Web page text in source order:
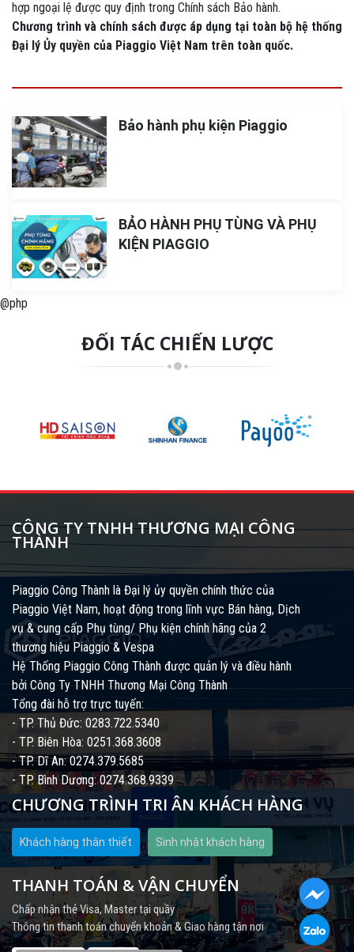
hợp ngoại lệ được quy định trong Chính sách Bảo hành.
Chương trình và chính sách được áp dụng tại toàn bộ hệ thống
Đại lý Ủy quyền của Piaggio Việt Nam trên toàn quốc.
Bảo hành phụ kiện Piaggio
BẢO HÀNH PHỤ TÙNG VÀ PHỤ
KIỆN PIAGGIO
@php
ĐỐI TÁC CHIẾN LƯỢC
CÔNG TY TNHH THƯƠNG MẠI CÔNG
THÀNH
Piaggio Công Thành là Đại lý ủy quyền chính thức của
Piaggio Việt Nam, hoạt động trong lĩnh vực Bán hàng, Dịch
vụ & cung cấp Phụ tùng/ Phụ kiện chính hãng của 2
thương hiệu Piaggio & Vespa
Hệ Thống Piaggio Công Thành được quản lý và điều hành
bởi Công Ty TNHH Thương Mại Công Thành
Tổng đài hỗ trợ trực tuyến:
- TP. Thủ Đức: 0283.722.5340
- TP. Biên Hòa: 0251.368.3608
- TP. Dĩ An: 0274.379.5685
- TP. Bình Dương: 0274.368.9339
CHƯƠNG TRÌNH TRI ÂN KHÁCH HÀNG
Khách hàng thân thiết Sinh nhật khách hàng
THANH TOÁN & VẬN CHUYỂN
Chấp nhận thẻ Visa, Master tại quầy
Thông tin thanh toán chuyển khoản & Giao hàng tận nơi